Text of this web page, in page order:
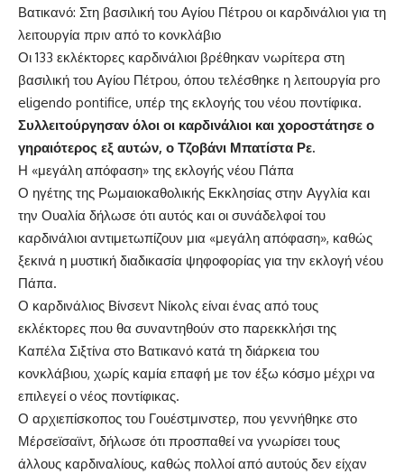
Βατικανό: Στη βασιλική του Αγίου Πέτρου οι καρδινάλιοι για τη
λειτουργία πριν από το κονκλάβιο
Οι 133 εκλέκτορες καρδινάλιοι βρέθηκαν νωρίτερα στη
βασιλική του Αγίου Πέτρου, όπου τελέσθηκε η λειτουργία pro
eligendo pontifice, υπέρ της εκλογής του νέου ποντίφικα.
Συλλειτούργησαν όλοι οι καρδινάλιοι και χοροστάτησε ο
γηραιότερος εξ αυτών, ο Τζοβάνι Μπατίστα Ρε.
Η «μεγάλη απόφαση» της εκλογής νέου Πάπα
Ο ηγέτης της Ρωμαιοκαθολικής Εκκλησίας στην Αγγλία και
την Ουαλία δήλωσε ότι αυτός και οι συνάδελφοί του
καρδινάλιοι αντιμετωπίζουν μια «μεγάλη απόφαση», καθώς
ξεκινά η μυστική διαδικασία ψηφοφορίας για την εκλογή νέου
Πάπα.
Ο καρδινάλιος Βίνσεντ Νίκολς είναι ένας από τους
εκλέκτορες που θα συναντηθούν στο παρεκκλήσι της
Καπέλα Σιξτίνα στο Βατικανό κατά τη διάρκεια του
κονκλάβιου, χωρίς καμία επαφή με τον έξω κόσμο μέχρι να
επιλεγεί ο νέος ποντίφικας.
Ο αρχιεπίσκοπος του Γουέστμινστερ, που γεννήθηκε στο
Μέρσεϊσαϊντ, δήλωσε ότι προσπαθεί να γνωρίσει τους
άλλους καρδιναλίους, καθώς πολλοί από αυτούς δεν είχαν